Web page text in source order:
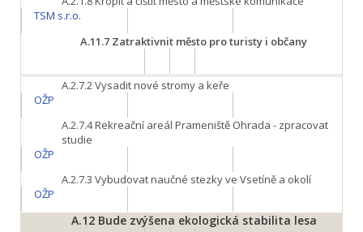
TSM s.r.o.
A.11.7 Zatraktivnit město pro turisty i občany
A.2.7.2Vysadit nové stromy a keře
OŽP
A.2.7.4Rekreační areál Prameniště Ohrada - zpracovat
studie
OŽP
A.2.7.3 Vybudovat naučné stezky ve Vsetíně a okolí
OŽP
A.12Bude zvýšena ekologická stabilita lesa